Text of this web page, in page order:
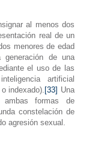
al menos dos
real de un
menores de edad
de una
el uso de las
artificial
indexado). [33] Una
ambas formas de
constelación de
agresión sexual.